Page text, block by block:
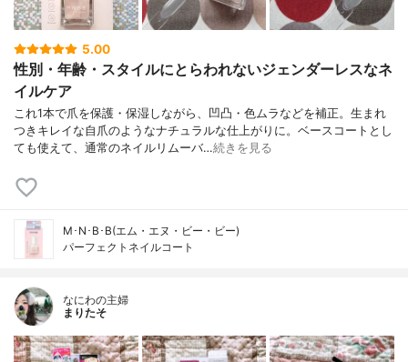
5.00
性別・年齢・スタイルにとらわれないジェンダーレスなネ
イルケア
これ1本で爪を保護・保湿しながら、凹凸・色ムラなどを補正。生まれ
つきキレイな自爪のようなナチュラルな仕上がりに。ベースコートとし
ても使えて、通常のネイルリムーバ…続きを見る
M･N･B･B(エム・エヌ・ビー・ビー)
パーフェクトネイルコート
なにわの主婦
まりたそ